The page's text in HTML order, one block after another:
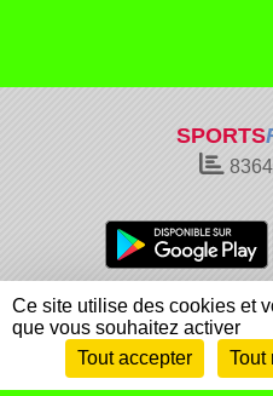
SPORTS
Charte cookies
Informations légales
Envie de participer ?
Ce site utilise des cookies et
que vous souhaitez activer
Tout accepter
Tout